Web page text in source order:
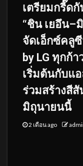
เตรียมกรี๊ด
“ชิน เยอึน–
จัดเอ็กซ์คลูซี
by LG ทุกก้
เริ่มต้นกับแ
ร่วมสร้างสี
มิถุนายนนี้
2 เดือน ago